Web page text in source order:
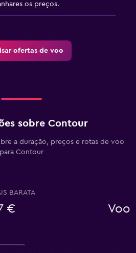
os preços.
ofertas de voo
sobre Contour
a duração, preços e rotas de voo
para Contour
BARATA
€